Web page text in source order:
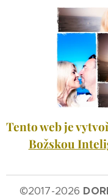
Tento web je
Božskou
©2017-2026